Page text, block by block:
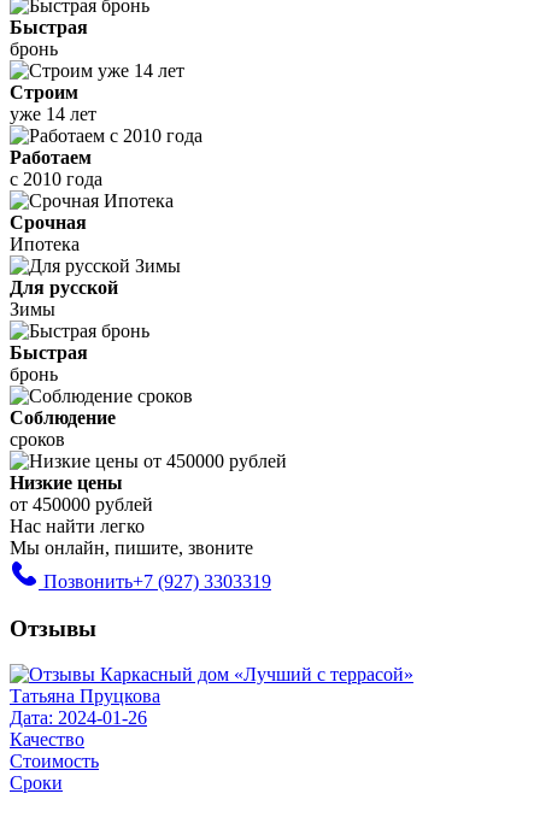
Быстрая
бронь
Строим
уже 14 лет
Работаем
с 2010 года
Срочная
Ипотека
Для русской
Зимы
Быстрая
бронь
Соблюдение
сроков
Низкие цены
от 450000 рублей
Нас найти легко
Мы онлайн, пишите, звоните
Позвонить+7 (927) 3303319
Отзывы
Татьяна Пруцкова
Дата: 2024-01-26
Качество
Стоимость
Сроки